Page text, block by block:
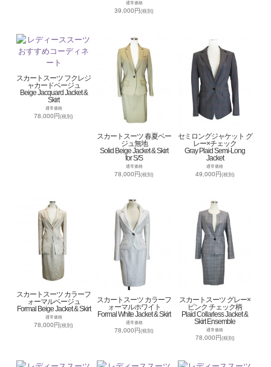
通常価格
39,000円(税別)
スカートスーツ フクレジ
ャカードベージュ
Beige Jacquard Jacket &
Skirt
通常価格
78,000円(税別)
スカートスーツ 春夏ベー
ジュ無地
Solid Beige Jacket & Skirt
for S/S
通常価格
78,000円(税別)
セミロングジャケット グ
レー×チェック
Gray Plaid Semi-Long
Jacket
通常価格
49,000円(税別)
スカートスーツ カラーフ
ォーマルベージュ
Formal Beige Jacket & Skirt
通常価格
78,000円(税別)
スカートスーツ カラーフ
ォーマルホワイト
Formal White Jacket & Skirt
通常価格
78,000円(税別)
スカートスーツ グレー×
ピンク チェック柄
Plaid Collarless Jacket &
Skirt Ensemble
通常価格
78,000円(税別)